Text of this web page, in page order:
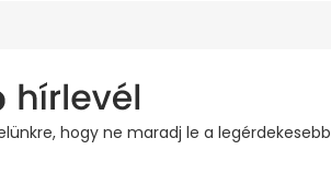
hogy ne maradj le a legérdekesebb